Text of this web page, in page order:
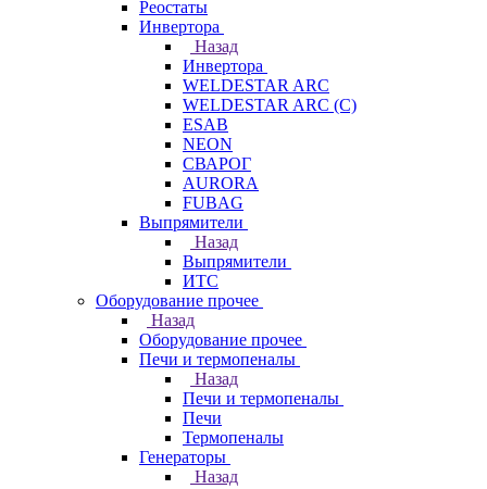
Реостаты
Инвертора
Назад
Инвертора
WELDESTAR ARC
WELDESTAR ARC (С)
ESAB
NEON
СВАРОГ
AURORA
FUBAG
Выпрямители
Назад
Выпрямители
ИТС
Оборудование прочее
Назад
Оборудование прочее
Печи и термопеналы
Назад
Печи и термопеналы
Печи
Термопеналы
Генераторы
Назад